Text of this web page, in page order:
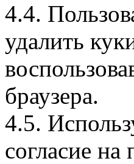
4.4.
удалить
браузера.
4.5.
согласие